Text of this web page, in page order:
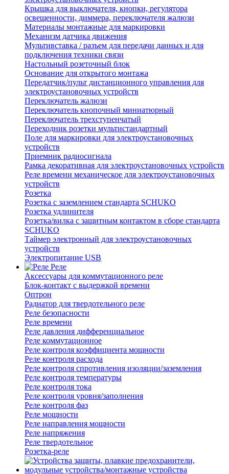
Крышка для выключателя, кнопки, регулятора
освещенности, диммера, переключателя жалюзи
Материалы монтажные для маркировки
Механизм датчика движения
Мультивставка / разъем для передачи данных и для
подключения техники связи
Настольный розеточный блок
Основание для открытого монтажа
Передатчик/пульт дистанционного управления для
электроустановочных устройств
Переключатель жалюзи
Переключатель кнопочный миниатюрный
Переключатель трехступенчатый
Переходник розетки мультистандартный
Поле для маркировки для электроустановочных
устройств
Приемник радиосигнала
Рамка декоративная для электроустановочных устройств
Реле времени механическое для электроустановочных
устройств
Розетка
Розетка с заземлением стандарта SCHUKO
Розетка удлинителя
Розетка/вилка с защитным контактом в сборе стандарта
SCHUKO
Таймер электронный для электроустановочных
устройств
Электропитание USB
Реле
Аксессуары для коммутационного реле
Блок-контакт с выдержкой времени
Оптрон
Радиатор для твердотельного реле
Реле безопасности
Реле времени
Реле давления дифференциальное
Реле коммутационное
Реле контроля коэффициента мощности
Реле контроля расхода
Реле контроля спротивления изоляции/заземления
Реле контроля температуры
Реле контроля тока
Реле контроля уровня/заполнения
Реле контроля фаз
Реле мощности
Реле направления мощности
Реле напряжения
Реле твердотельное
Розетка-реле